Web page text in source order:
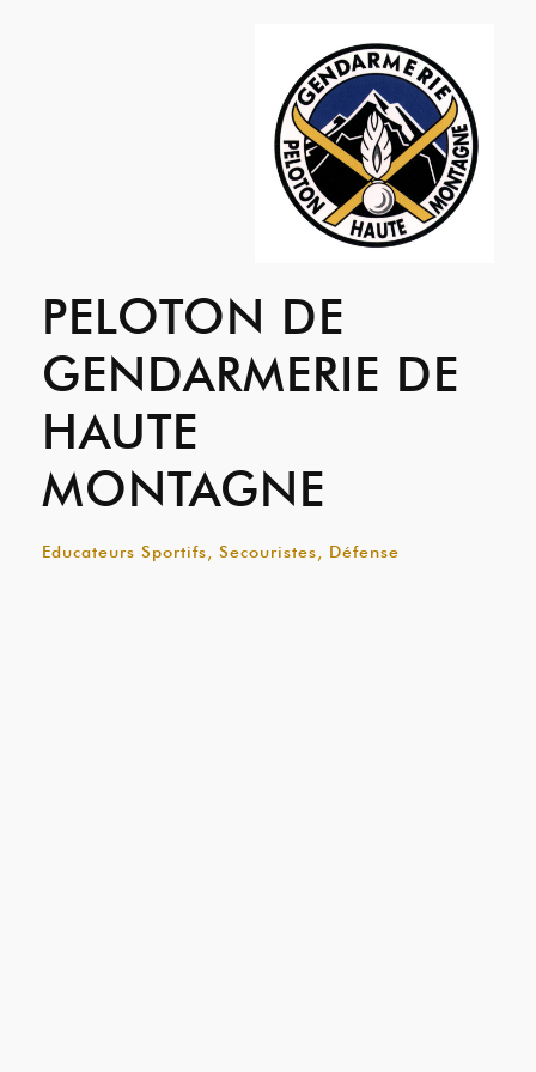
PELOTON DE
GENDARMERIE DE
HAUTE
MONTAGNE
Educateurs Sportifs, Secouristes, Défense